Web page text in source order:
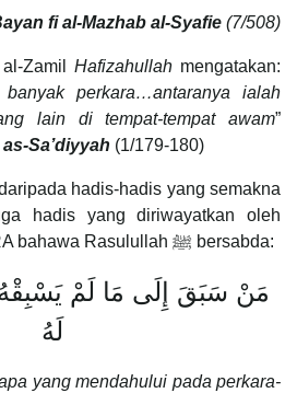
fi al-Mazhab al-Syafie (7/508)
Zamil Hafizahullah mengatakan:
perkara…antaranya ialah
lain di tempat-tempat awam”
Sa’diyyah (1/179-180)
hadis-hadis yang semakna
hadis yang diriwayatkan oleh
Asmar bin Mudharris RA bahawa Rasulullah ﷺ bersabda:
مَنْ سَبَقَ إِلَى مَا لَمْ
لَهُ
yang mendahului pada perkara-